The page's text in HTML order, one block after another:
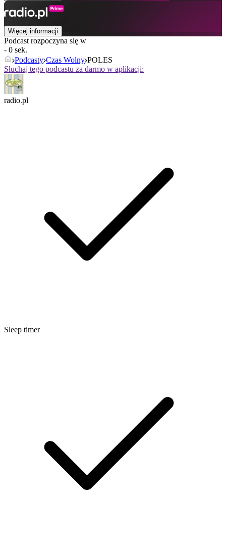
Więcej informacji
Podcast rozpoczyna się w
- 0 sek.
Podcasty Czas Wolny POLES
Słuchaj tego podcastu za darmo w aplikacji:
radio.pl
Sleep timer